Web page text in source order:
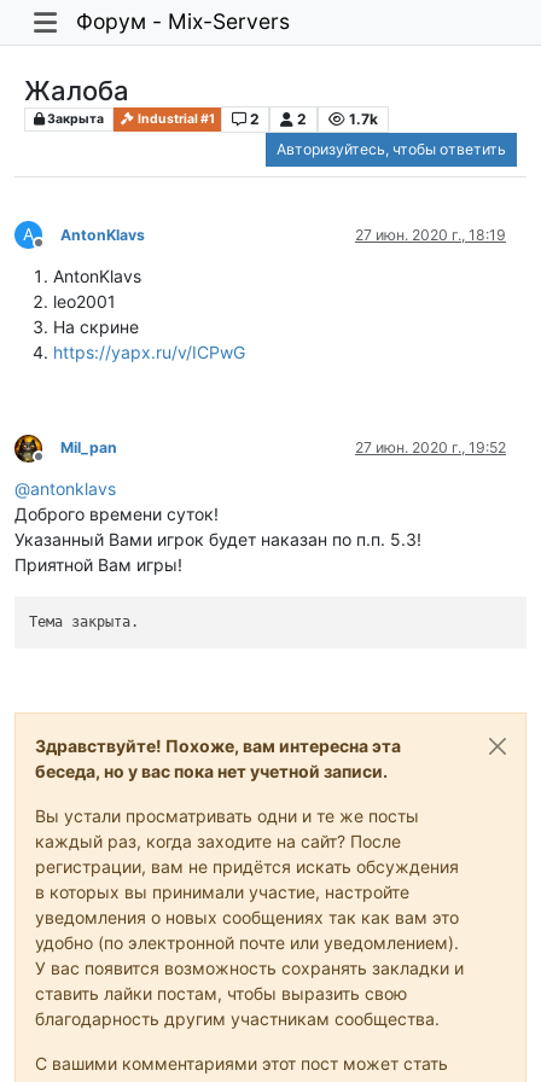
Форум - Mix-Servers
Жалоба
Закрыта Industrial #1 2 2
1.7k
Авторизуйтесь, чтобы ответить
A
Не в сети
AntonKlavs 27 июн. 2020 г., 18:19
AntonKlavs
leo2001
На скрине
https://yapx.ru/v/ICPwG
Не в сети
Mil_pan 27 июн. 2020 г., 19:52
@antonklavs
Доброго времени суток!
Указанный Вами игрок будет наказан по п.п. 5.3!
Приятной Вам игры!
Тема закрыта.
Здравствуйте! Похоже, вам интересна эта
беседа, но у вас пока нет учетной записи.
Вы устали просматривать одни и те же посты
каждый раз, когда заходите на сайт? После
регистрации, вам не придётся искать обсуждения
в которых вы принимали участие, настройте
уведомления о новых сообщениях так как вам это
удобно (по электронной почте или уведомлением).
У вас появится возможность сохранять закладки и
ставить лайки постам, чтобы выразить свою
благодарность другим участникам сообщества.
С вашими комментариями этот пост может стать